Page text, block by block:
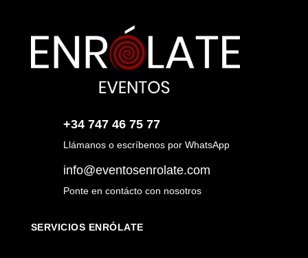
+34 747 46 75 77
Llámanos o escríbenos por WhatsApp
info@eventosenrolate.com
Ponte en contácto con nosotros
SERVICIOS ENRÓLATE